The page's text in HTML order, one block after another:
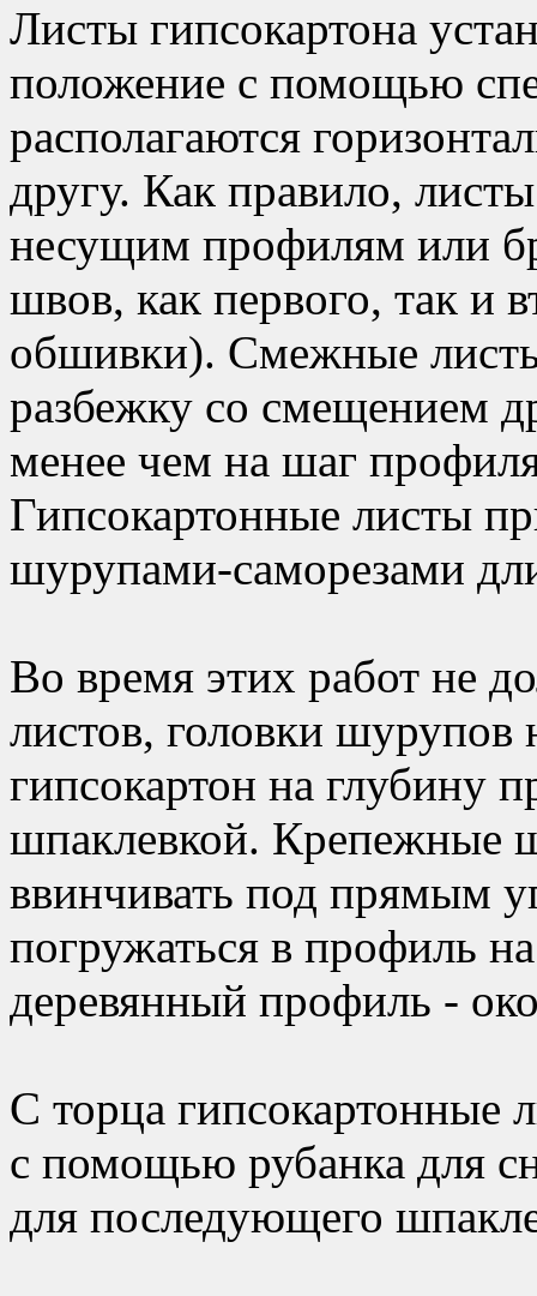
Листы гипсокартона
положение с помощью
располагаются
другу. Как правило,
несущим профилям или
швов, как первого, так и
обшивки). Смежные
разбежку со смещением
менее чем на шаг
Гипсокартонные листы
шурупами-саморезами
Во время этих работ не
листов, головки шурупов
гипсокартон на глубину
шпаклевкой. Крепежные
ввинчивать под прямым
погружаться в профиль
деревянный профиль -
С торца гипсокартонные
с помощью рубанка для
для последующего